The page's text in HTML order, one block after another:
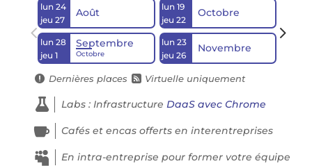
lun 24
jeu 27
Août
lun 28
jeu 1
Septembre
Octobre
lun 19
jeu 22
Octobre
lun 23
jeu 26
Novembre
 Dernières places  Virtuelle uniquement
 Labs : Infrastructure DaaS avec Chrome
 Cafés et encas offerts en interentreprises
 En intra-entreprise pour former votre équipe